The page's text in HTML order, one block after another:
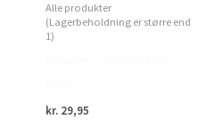
Alle produkter
(Lagerbeholdning er større end
1)
kr. 29,95